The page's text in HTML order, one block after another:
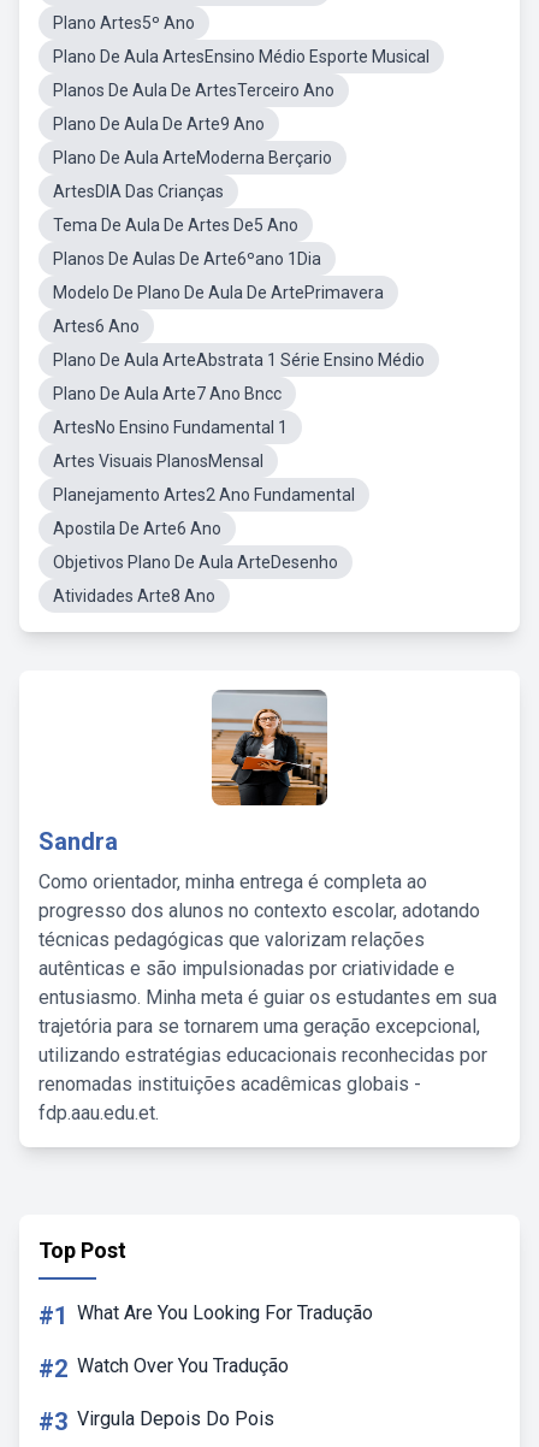
Plano Artes5º Ano
Plano De Aula ArtesEnsino Médio Esporte Musical
Planos De Aula De ArtesTerceiro Ano
Plano De Aula De Arte9 Ano
Plano De Aula ArteModerna Berçario
ArtesDIA Das Crianças
Tema De Aula De Artes De5 Ano
Planos De Aulas De Arte6ºano 1Dia
Modelo De Plano De Aula De ArtePrimavera
Artes6 Ano
Plano De Aula ArteAbstrata 1 Série Ensino Médio
Plano De Aula Arte7 Ano Bncc
ArtesNo Ensino Fundamental 1
Artes Visuais PlanosMensal
Planejamento Artes2 Ano Fundamental
Apostila De Arte6 Ano
Objetivos Plano De Aula ArteDesenho
Atividades Arte8 Ano
Sandra
Como orientador, minha entrega é completa ao
progresso dos alunos no contexto escolar, adotando
técnicas pedagógicas que valorizam relações
autênticas e são impulsionadas por criatividade e
entusiasmo. Minha meta é guiar os estudantes em sua
trajetória para se tornarem uma geração excepcional,
utilizando estratégias educacionais reconhecidas por
renomadas instituições acadêmicas globais -
fdp.aau.edu.et.
Top Post
#1 What Are You Looking For Tradução
#2 Watch Over You Tradução
#3 Virgula Depois Do Pois